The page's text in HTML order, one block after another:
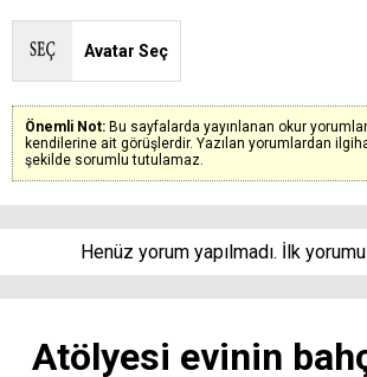
Avatar Seç
Önemli Not: Bu sayfalarda yayınlanan okur
kendilerine ait görüşlerdir. Yazılan yorumlardan
şekilde sorumlu tutulamaz.
Henüz yorum yapılmadı. İlk
Atölyesi evinin